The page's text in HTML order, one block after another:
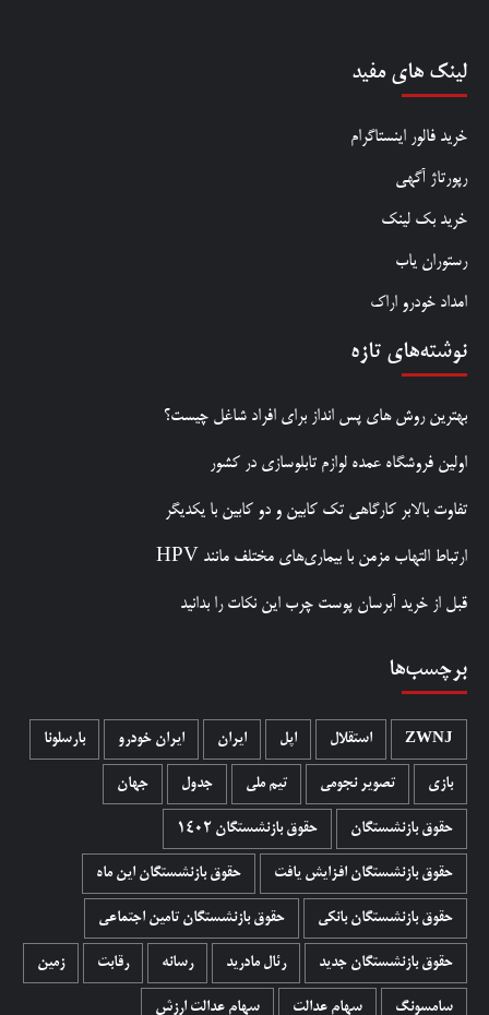
لینک های مفید
خرید فالور اینستاگرام
رپورتاژ آگهی
خرید بک لینک
رستوران یاب
امداد خودرو اراک
نوشته‌های تازه
بهترین روش‌ های پس‌ انداز برای افراد شاغل چیست؟
اولین فروشگاه عمده لوازم تابلوسازی در کشور
تفاوت بالابر کارگاهی تک کابین و دو کابین با یکدیگر
ارتباط التهاب مزمن با بیماری‌های مختلف مانند HPV
قبل از خرید آبرسان پوست چرب این نکات را بدانید
برچسب‌ها
ZWNJ استقلال اپل ایران ایران خودرو بارسلونا
بازی تصویر نجومی تیم ملی جدول جهان
حقوق بازنشستگان حقوق بازنشستگان 1402
حقوق بازنشستگان افزایش یافت حقوق بازنشستگان این ماه
حقوق بازنشستگان بانکی حقوق بازنشستگان تامین اجتماعی
حقوق بازنشستگان جدید رئال مادرید رسانه رقابت زمین
سامسونگ سهام عدالت سهام عدالت ارزش